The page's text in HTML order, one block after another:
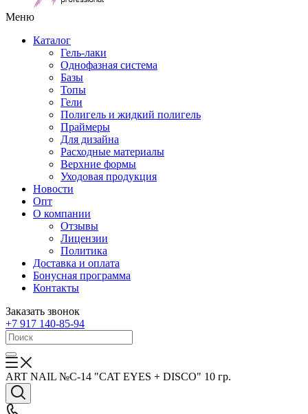
Меню
Каталог
Гель-лаки
Однофазная система
Базы
Топы
Гели
Полигель и жидкий полигель
Праймеры
Для дизайна
Расходные материалы
Верхние формы
Уходовая продукция
Новости
Опт
О компании
Отзывы
Лицензии
Политика
Доставка и оплата
Бонусная программа
Контакты
Заказать звонок
+7 917 140-85-94
ART NAIL №C-14 "CAT EYES + DISCO" 10 гр.